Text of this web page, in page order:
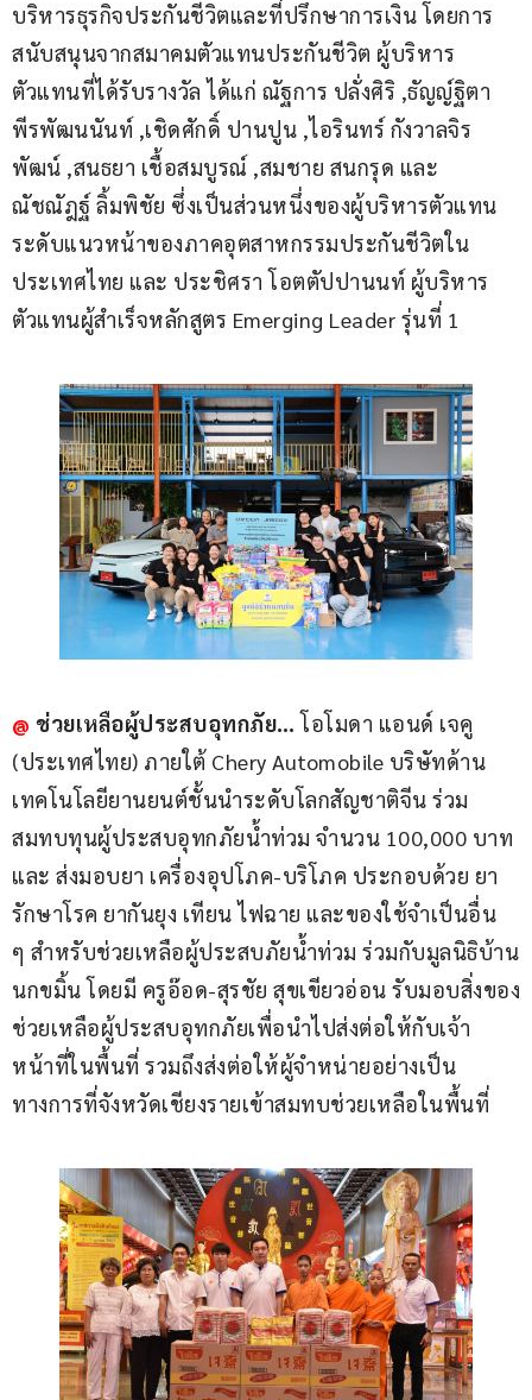
บริหารธุรกิจประกันชีวิตและที่ปรึกษาการเงิน โดยการ
สนับสนุนจากสมาคมตัวแทนประกันชีวิต ผู้บริหาร
ตัวแทนที่ได้รับรางวัล ได้แก่ ณัฐการ ปลั่งศิริ ,ธัญญ์ฐิตา
พีรพัฒนนันท์ ,เชิดศักดิ์ ปานปูน ,ไอรินทร์ กังวาลจิร
พัฒน์ ,สนธยา เชื้อสมบูรณ์ ,สมชาย สนกรุด และ
ณัชณัฎฐ์ ลิ้มพิชัย ซึ่งเป็นส่วนหนึ่งของผู้บริหารตัวแทน
ระดับแนวหน้าของภาคอุตสาหกรรมประกันชีวิตใน
ประเทศไทย และ ประชิศรา โอตตัปปานนท์ ผู้บริหาร
ตัวแทนผู้สำเร็จหลักสูตร Emerging Leader รุ่นที่ 1
@ ช่วยเหลือผู้ประสบอุทกภัย… โอโมดา แอนด์ เจคู
(ประเทศไทย) ภายใต้ Chery Automobile บริษัทด้าน
เทคโนโลยียานยนต์ชั้นนำระดับโลกสัญชาติจีน ร่วม
สมทบทุนผู้ประสบอุทกภัยน้ำท่วม จำนวน 100,000 บาท
และ ส่งมอบยา เครื่องอุปโภค-บริโภค ประกอบด้วย ยา
รักษาโรค ยากันยุง เทียน ไฟฉาย และของใช้จำเป็นอื่น
ๆ สำหรับช่วยเหลือผู้ประสบภัยน้ำท่วม ร่วมกับมูลนิธิบ้าน
นกขมิ้น โดยมี ครูอ๊อด-สุรชัย สุขเขียวอ่อน รับมอบสิ่งของ
ช่วยเหลือผู้ประสบอุทกภัยเพื่อนำไปส่งต่อให้กับเจ้า
หน้าที่ในพื้นที่ รวมถึงส่งต่อให้ผู้จำหน่ายอย่างเป็น
ทางการที่จังหวัดเชียงรายเข้าสมทบช่วยเหลือในพื้นที่